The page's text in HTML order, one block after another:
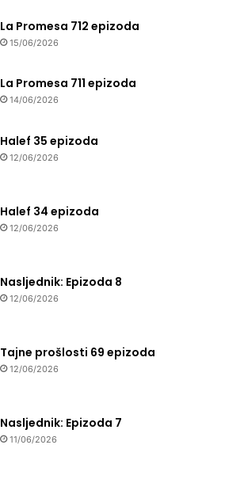
La Promesa 712 epizoda
15/06/2026
La Promesa 711 epizoda
14/06/2026
Halef 35 epizoda
12/06/2026
Halef 34 epizoda
12/06/2026
Nasljednik: Epizoda 8
12/06/2026
Tajne prošlosti 69 epizoda
12/06/2026
Nasljednik: Epizoda 7
11/06/2026